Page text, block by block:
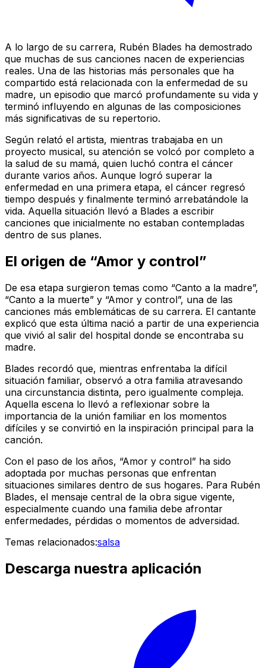
A lo largo de su carrera, Rubén Blades ha demostrado
que muchas de sus canciones nacen de experiencias
reales. Una de las historias más personales que ha
compartido está relacionada con la enfermedad de su
madre, un episodio que marcó profundamente su vida y
terminó influyendo en algunas de las composiciones
más significativas de su repertorio.
Según relató el artista, mientras trabajaba en un
proyecto musical, su atención se volcó por completo a
la salud de su mamá, quien luchó contra el cáncer
durante varios años. Aunque logró superar la
enfermedad en una primera etapa, el cáncer regresó
tiempo después y finalmente terminó arrebatándole la
vida. Aquella situación llevó a Blades a escribir
canciones que inicialmente no estaban contempladas
dentro de sus planes.
El origen de “Amor y control”
De esa etapa surgieron temas como “Canto a la madre”,
“Canto a la muerte” y “Amor y control”, una de las
canciones más emblemáticas de su carrera. El cantante
explicó que esta última nació a partir de una experiencia
que vivió al salir del hospital donde se encontraba su
madre.
Blades recordó que, mientras enfrentaba la difícil
situación familiar, observó a otra familia atravesando
una circunstancia distinta, pero igualmente compleja.
Aquella escena lo llevó a reflexionar sobre la
importancia de la unión familiar en los momentos
difíciles y se convirtió en la inspiración principal para la
canción.
Con el paso de los años, “Amor y control” ha sido
adoptada por muchas personas que enfrentan
situaciones similares dentro de sus hogares. Para Rubén
Blades, el mensaje central de la obra sigue vigente,
especialmente cuando una familia debe afrontar
enfermedades, pérdidas o momentos de adversidad.
Temas relacionados:salsa
Descarga nuestra aplicación